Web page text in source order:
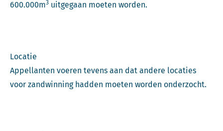
600.000m3 uitgegaan moeten worden.
Locatie
Appellanten voeren tevens aan dat andere locaties
voor zandwinning hadden moeten worden onderzocht.